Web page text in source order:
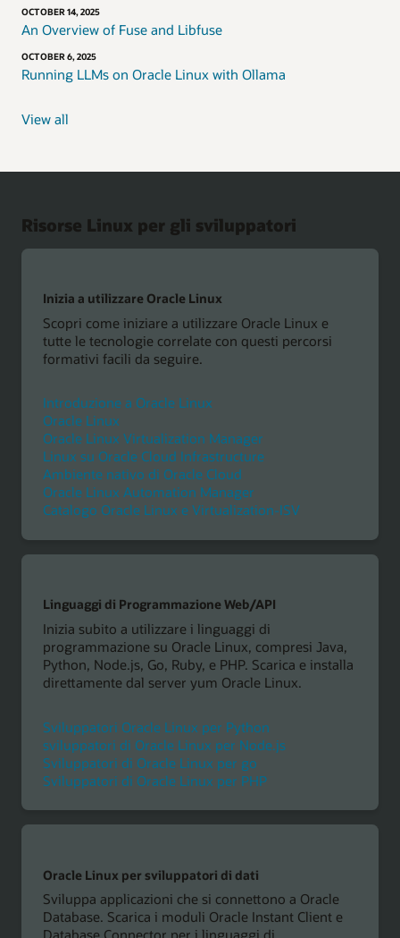
OCTOBER 14, 2025
An Overview of Fuse and Libfuse
OCTOBER 6, 2025
Running LLMs on Oracle Linux with Ollama
View all
Risorse Linux per gli sviluppatori
Inizia a utilizzare Oracle Linux
Scopri come iniziare a utilizzare Oracle Linux e
tutte le tecnologie correlate con questi percorsi
formativi facili da seguire.
Introduzione a Oracle Linux
Oracle Linux
Oracle Linux Virtualization Manager
Linux su Oracle Cloud Infrastructure
Ambiente nativo di Oracle Cloud
Oracle Linux Automation Manager
Catalogo Oracle Linux e Virtualization-ISV
Linguaggi di Programmazione Web/API
Inizia subito a utilizzare i linguaggi di
programmazione su Oracle Linux, compresi Java,
Python, Node.js, Go, Ruby, e PHP. Scarica e installa
direttamente dal server yum Oracle Linux.
Sviluppatori Oracle Linux per Python
sviluppatori di Oracle Linux per Node.js
Sviluppatori di Oracle Linux per go
Sviluppatori di Oracle Linux per PHP
Oracle Linux per sviluppatori di dati
Sviluppa applicazioni che si connettono a Oracle
Database. Scarica i moduli Oracle Instant Client e